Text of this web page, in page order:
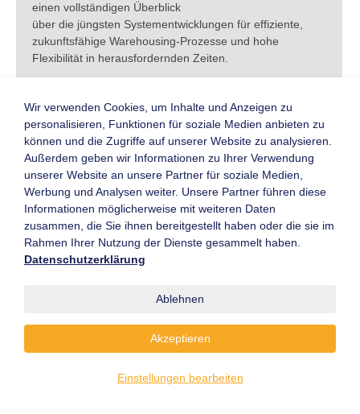
einen vollständigen Überblick
über die jüngsten Systementwicklungen für effiziente,
zukunftsfähige Warehousing-Prozesse und hohe
Flexibilität in herausfordernden Zeiten.
Internationale Fachmesse für Intralogistik-Lösungen und
Prozessmanagement, ihre Tore auf dem Stuttgarter
Messegelände. Unter dem Motto „Hands-on Innovation:
Connecting Smart Networks!“ trifft
...
Weiterlesen
Seit gut einem Jahr steht
Schäfer Gruppe, dem VDMA-
Fachverband Fördertechnik
Zeitpunkt, um mit ihm auf das
Wir verwenden Cookies, um Inhalte und Anzeigen zu
personalisieren, Funktionen für soziale Medien anbieten zu
können und die Zugriffe auf unserer Website zu analysieren.
Außerdem geben wir Informationen zu Ihrer Verwendung
unserer Website an unsere Partner für soziale Medien,
Werbung und Analysen weiter. Unsere Partner führen diese
Informationen möglicherweise mit weiteren Daten
zusammen, die Sie ihnen bereitgestellt haben oder die sie im
Rahmen Ihrer Nutzung der Dienste gesammelt haben.
Datenschutzerklärung
Ablehnen
Akzeptieren
Einstellungen bearbeiten